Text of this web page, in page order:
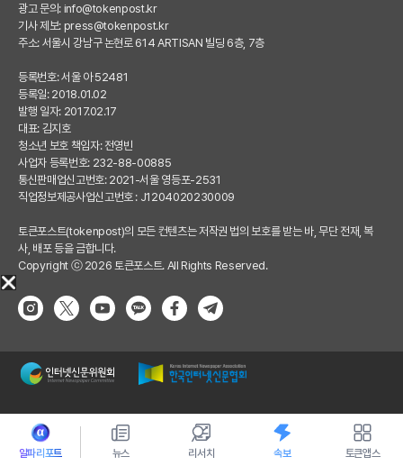
알파리포트 뉴스 리서치 속보 토큰앱스
광고 문의: info@tokenpost.kr
기사 제보: press@tokenpost.kr
주소: 서울시 강남구 논현로 614 ARTISAN 빌딩 6층, 7층
등록번호: 서울 아 52481
등록일: 2018.01.02
발행 일자: 2017.02.17
대표: 김지호
청소년 보호 책임자: 전영빈
사업자 등록번호: 232-88-00885
통신판매업신고번호: 2021-서울 영등포-2531
직업정보제공사업신고번호 : J1204020230009
토큰포스트(tokenpost)의 모든 컨텐츠는 저작권 법의 보호를 받는 바, 무단 전재, 복
사, 배포 등을 금합니다.
Copyright ⓒ 2026 토큰포스트. All Rights Reserved.